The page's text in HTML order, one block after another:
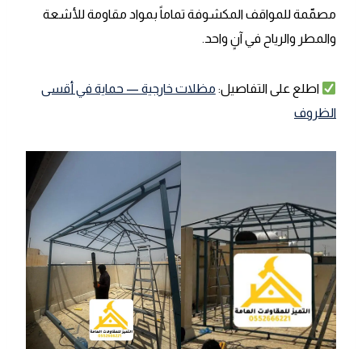
مصمّمة للمواقف المكشوفة تماماً بمواد مقاومة للأشعة
والمطر والرياح في آنٍ واحد.
اطلع على التفاصيل: مظلات خارجية — حماية في أقسى
الظروف